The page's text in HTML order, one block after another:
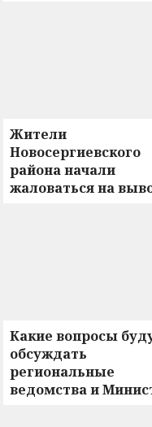
Жители
Новосергиевского
района начали
жаловаться на
Какие вопросы
обсуждать
региональные
ведомства и